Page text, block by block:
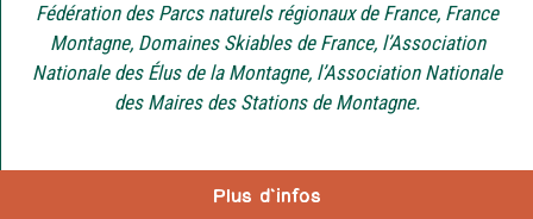
Plus d'infos
Fédération des Parcs naturels régionaux de France, France
Montagne, Domaines Skiables de France, l’Association
Nationale des Élus de la Montagne, l’Association Nationale
des Maires des Stations de Montagne.